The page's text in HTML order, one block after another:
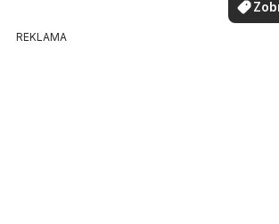
REKLAMA